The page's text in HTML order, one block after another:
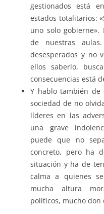
gestionados está
estados totalitarios:
uno solo gobierne».
de nuestras
desesperados y no
ellos saberlo,
consecuencias está
Y hablo también de
sociedad de no
líderes en las
una grave
puede que no
concreto, pero ha
situación y ha de
calma a quienes
mucha altura
políticos, mucho don